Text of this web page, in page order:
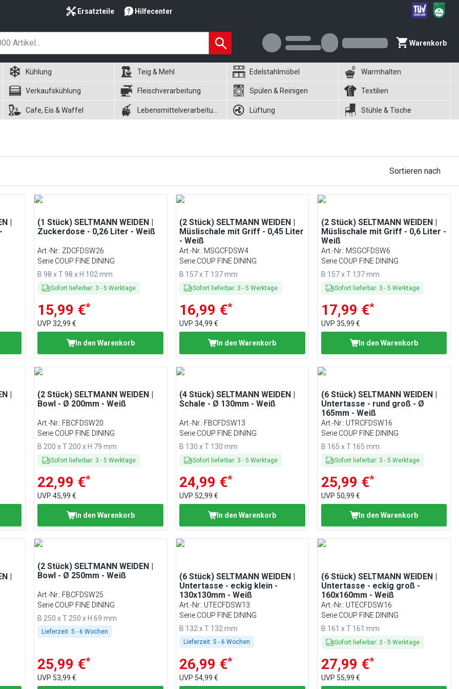
Ersatzteile Hilfecenter
Warenkorb
Kühlung Teig & Mehl Edelstahlmöbel Warmhalten
Verkaufskühlung Fleischverarbeitung Spülen & Reinigen Textilien
Cafe, Eis & Waffel Lüftung Stühle & Tische
Sortieren nach
|
(1 Stück) SELTMANN WEIDEN |
Zuckerdose - 0,26 Liter - Weiß
Art.-Nr.: ZDCFDSW26
Serie COUP FINE DINING
B 98 x T 98 x H 102 mm
Sofort lieferbar: 3 -5 Werktage
15,99 €*
UVP32,99 €
In den Warenkorb
(2 Stück) SELTMANN WEIDEN |
Müslischale mit Griff - 0,45 Liter
- Weiß
Art.-Nr.: MSGCFDSW4
Serie COUP FINE DINING
B 157 x T 137 mm
Sofort lieferbar: 3 -5 Werktage
16,99 €*
UVP34,99 €
In den Warenkorb
(2 Stück) SELTMANN WEIDEN |
Müslischale mit Griff - 0,6 Liter -
Weiß
Art.-Nr.: MSGCFDSW6
Serie COUP FINE DINING
B 157 x T 137 mm
Sofort lieferbar: 3 - 5 Werktage
17,99 €*
UVP 35,99 €
In den Warenkorb
|
(2 Stück) SELTMANN WEIDEN |
Bowl - Ø 200mm - Weiß
Art.-Nr.: FBCFDSW20
Serie COUP FINE DINING
B 200 x T 200 x H 79 mm
Sofort lieferbar: 3 -5 Werktage
22,99 €*
UVP45,99 €
In den Warenkorb
(4 Stück) SELTMANN WEIDEN |
Schale - Ø 130mm - Weiß
Art.-Nr.: FBCFDSW13
Serie COUP FINE DINING
B 130 x T 130 mm
Sofort lieferbar: 3 -5 Werktage
24,99 €*
UVP 52,99 €
In den Warenkorb
(6 Stück) SELTMANN WEIDEN |
Untertasse - rund groß - Ø
165mm - Weiß
Art.-Nr.: UTRCFDSW16
Serie COUP FINE DINING
B 165 x T 165 mm
Sofort lieferbar: 3 - 5 Werktage
25,99 €*
UVP 50,99 €
In den Warenkorb
|
(2 Stück) SELTMANN WEIDEN |
Bowl - Ø 250mm - Weiß
Art.-Nr.: FBCFDSW25
Serie COUP FINE DINING
B 250 x T 250 x H 69 mm
Lieferzeit: 5 - 6 Wochen
25,99 €*
UVP 53,99 €
(6 Stück) SELTMANN WEIDEN |
Untertasse - eckig klein -
130x130mm - Weiß
Art.-Nr.: UTECFDSW13
Serie COUP FINE DINING
B 132 x T 132 mm
Lieferzeit: 5 - 6 Wochen
26,99 €*
UVP 54,99 €
(6 Stück) SELTMANN WEIDEN |
Untertasse - eckig groß -
160x160mm - Weiß
Art.-Nr.: UTECFDSW16
Serie COUP FINE DINING
B 161 x T 161 mm
Sofort lieferbar: 3 - 5 Werktage
27,99 €*
UVP 55,99 €